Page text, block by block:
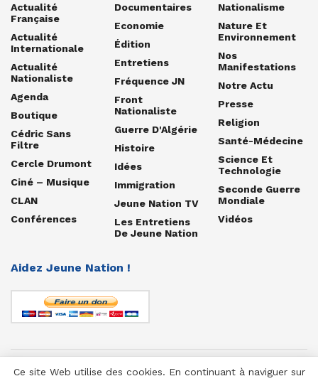
Actualité
Française
Actualité
Internationale
Actualité
Nationaliste
Agenda
Boutique
Cédric Sans
Filtre
Cercle Drumont
Ciné – Musique
CLAN
Conférences
Documentaires
Economie
Édition
Entretiens
Fréquence JN
Front
Nationaliste
Guerre D'Algérie
Histoire
Idées
Immigration
Jeune Nation TV
Les Entretiens
De Jeune Nation
Nationalisme
Nature Et
Environnement
Nos
Manifestations
Notre Actu
Presse
Religion
Santé-Médecine
Science Et
Technologie
Seconde Guerre
Mondiale
Vidéos
Aidez Jeune Nation !
Ce site Web utilise des cookies. En continuant à naviguer sur